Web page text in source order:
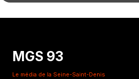
MGS 93
Le média de la Seine-Saint-Denis